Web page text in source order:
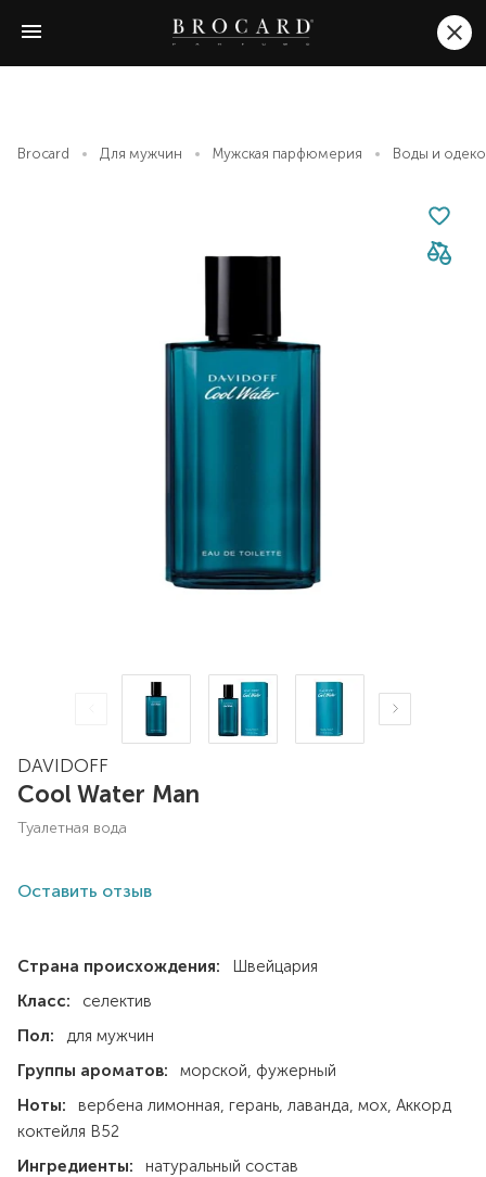
Brocard Для мужчин Мужская парфюмерия Воды и
DAVIDOFF
Cool Water Man
туалетная вода
Оставить отзыв
Страна происхождения:
Швейцария
Класс:
селектив
Пол:
для мужчин
Группы ароматов:
морской фужерный
Ноты:
вербена лимонная герань лаванда мох
коктейля В52
Ингредиенты:
натуральный состав